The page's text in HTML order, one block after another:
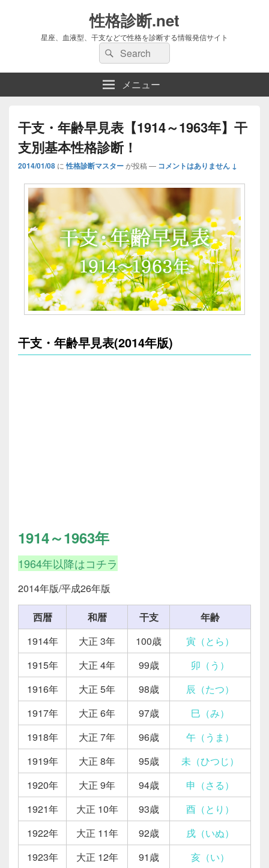
性格診断.net
星座、血液型、干支などで性格を診断する情報発信サイト
検
索:
検
索
メニュー
干支・年齢早見表【1914～1963年】干
支別基本性格診断！
2014/01/08 に 性格診断マスターが投稿 — コメントはありません ↓
干支・年齢早見表(2014年版)
1914～1963年
1964年以降はコチラ
2014年版/平成26年版
西暦 和暦 干支
年齢
1914年
大正 3年 100歳
寅（とら）
1915年
大正 4年 99歳
卯（う）
1916年
大正 5年 98歳
辰（たつ）
1917年
大正 6年 97歳
巳（み）
1918年
大正 7年 96歳
午（うま）
1919年
大正 8年 95歳
未（ひつじ）
1920年
大正 9年 94歳
申（さる）
1921年
大正 10年 93歳
酉（とり）
1922年
大正 11年 92歳
戌（いぬ）
1923年
大正 12年 91歳
亥（い）